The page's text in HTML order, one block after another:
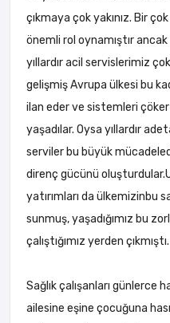
çıkmaya çok yakınız. Bir
önemli rol oynamıştır
yıllardır acil servislerimiz
gelişmiş Avrupa ülkesi bu
ilan eder ve sistemleri
yaşadılar. Oysa yıllardır
serviler bu büyük
direnç gücünü
yatırımları da ülkemizinbu
sunmuş, yaşadığımız bu
çalıştığımız yerden çıkmıştı.
Sağlık çalışanları
ailesine eşine çocuğuna